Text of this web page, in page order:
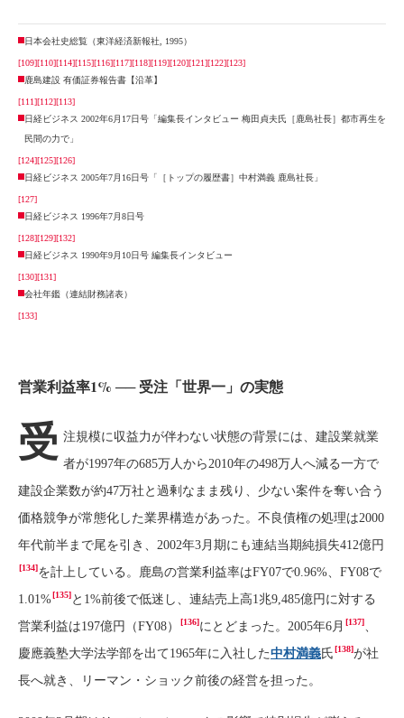
日本会社史総覧（東洋経済新報社, 1995）
[109][110][114][115][116][117][118][119][120][121][122][123]
鹿島建設 有価証券報告書【沿革】
[111][112][113]
日経ビジネス 2002年6月17日号「編集長インタビュー 梅田貞夫氏［鹿島社長］都市再生を
民間の力で」
[124][125][126]
日経ビジネス 2005年7月16日号「［トップの履歴書］中村満義 鹿島社長」
[127]
日経ビジネス 1996年7月8日号
[128][129][132]
日経ビジネス 1990年9月10日号 編集長インタビュー
[130][131]
会社年鑑（連結財務諸表）
[133]
営業利益率1% ── 受注「世界一」の実態
受 注規模に収益力が伴わない状態の背景には、建設業就業
者が1997年の685万人から2010年の498万人へ減る一方で
建設企業数が約47万社と過剰なまま残り、少ない案件を奪い合う
価格競争が常態化した業界構造があった。不良債権の処理は2000
年代前半まで尾を引き、2002年3月期にも連結当期純損失412億円
[134]を計上している。鹿島の営業利益率はFY07で0.96%、FY08で
1.01%[135]と1%前後で低迷し、連結売上高1兆9,485億円に対する
営業利益は197億円（FY08）
[136]にとどまった。2005年6月 [137]
慶應義塾大学法学部を出て1965年に入社した中村満義氏[138]が社
長へ就き、リーマン・ショック前後の経営を担った。